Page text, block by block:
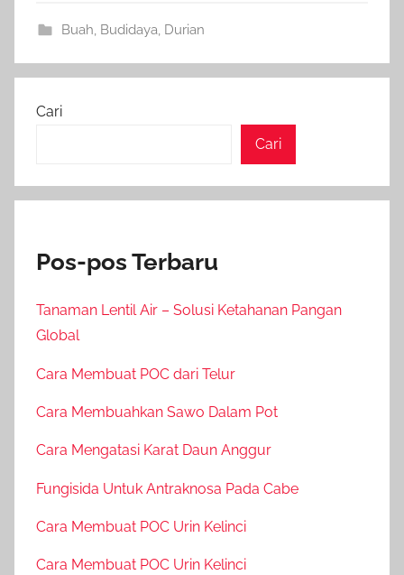
Buah Budidaya Durian
Cari
Cari
Pos-pos Terbaru
Tanaman Lentil Air – Solusi Ketahanan Pangan
Global
Cara Membuat POC dari Telur
Cara Membuahkan Sawo Dalam Pot
Cara Mengatasi Karat Daun Anggur
Fungisida Untuk Antraknosa Pada Cabe
Cara Membuat POC Urin Kelinci
Cara Membuat POC Urin Kelinci